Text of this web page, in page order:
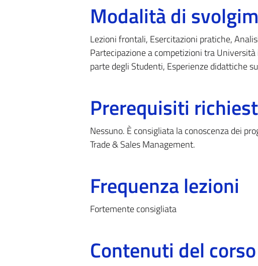
Modalità di
Lezioni frontali, Esercitazioni pratiche,
Partecipazione a competizioni tra
parte degli Studenti, Esperienze didattiche
Prerequisiti
Nessuno. È consigliata la conoscenza dei
Trade & Sales Management.
Frequenza lezioni
Fortemente consigliata
Contenuti del corso